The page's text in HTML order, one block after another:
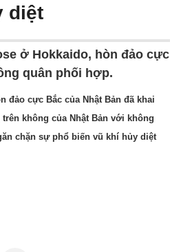
diệt
ở Hokkaido, hòn đảo cực
quân phối hợp.
đảo cực Bắc của Nhật Bản đã khai
không của Nhật Bản với không
chặn sự phổ biến vũ khí hủy diệt